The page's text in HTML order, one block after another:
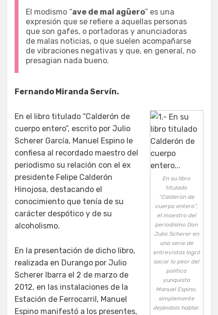
El modismo “ave de mal agüero” es una
expresión que se refiere a aquellas personas
que son gafes, o portadoras y anunciadoras
de malas noticias, o que suelen acompañarse
de vibraciones negativas y que, en general, no
presagian nada bueno.
Fernando Miranda Servín.
En su libro
titulado
“Calderón de
cuerpo entero”,
el maestro del
periodismo Don
Julio Scherer en
una serie de
entrevistas logró
sacar lo peor del
político
yunquista
Manuel Espino,
simplemente
dejándolo hablar.
En el libro titulado “Calderón de
cuerpo entero”, escrito por Julio
Scherer García, Manuel Espino le
confiesa al recordado maestro del
periodismo su relación con el ex
presidente Felipe Calderón
Hinojosa, destacando el
conocimiento que tenía de su
carácter despótico y de su
alcoholismo.
En la presentación de dicho libro,
realizada en Durango por Julio
Scherer Ibarra el 2 de marzo de
2012, en las instalaciones de la
Estación de Ferrocarril, Manuel
Espino manifestó a los presentes,